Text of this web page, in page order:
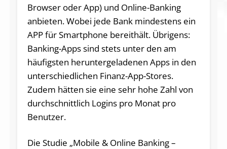
Browser oder App) und Online-Banking
anbieten. Wobei jede Bank mindestens ein
APP für Smartphone bereithält. Übrigens:
Banking-Apps sind stets unter den am
häufigsten heruntergeladenen Apps in den
unterschiedlichen Finanz-App-Stores.
Zudem hätten sie eine sehr hohe Zahl von
durchschnittlich Logins pro Monat pro
Benutzer.
Die Studie „Mobile & Online Banking –